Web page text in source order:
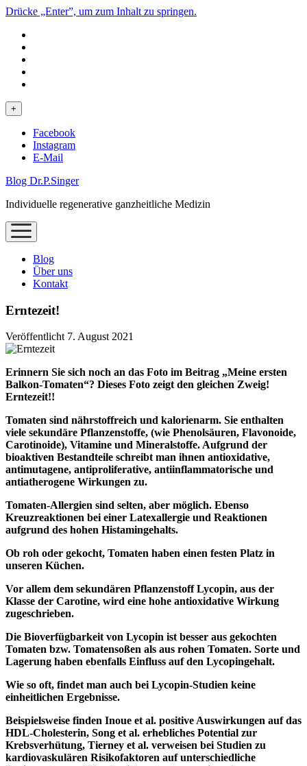
Drücke „Enter”, um zum Inhalt zu springen.
Menü
öffnen
+
Facebook
Instagram
E-Mail
Blog Dr.P.Singer
Individuelle regenerative ganzheitliche Medizin
Menü
öffnen
Blog
Über uns
Kontakt
Erntezeit!
Veröffentlicht 7. August 2021
Erinnern Sie sich noch an das Foto im Beitrag „Meine ersten
Balkon-Tomaten“? Dieses Foto zeigt den gleichen Zweig!
Erntezeit!!
Tomaten sind nährstoffreich und kalorienarm. Sie enthalten
viele sekundäre Pflanzenstoffe, (wie Phenolsäuren, Flavonoide,
Carotinoide), Vitamine und Mineralstoffe. Aufgrund der
bioaktiven Bestandteile schreibt man ihnen antioxidative,
antimutagene, antiproliferative, antiinflammatorische und
antiatherogene Wirkungen zu.
Tomaten-Allergien sind selten, aber möglich. Ebenso
Kreuzreaktionen bei einer Latexallergie und Reaktionen
aufgrund des hohen Histamingehalts.
Ob roh oder gekocht, Tomaten haben einen festen Platz in
unseren Küchen.
Vor allem dem sekundären Pflanzenstoff Lycopin, aus der
Klasse der Carotine, wird eine hohe antioxidative Wirkung
zugeschrieben.
Die Bioverfügbarkeit von Lycopin ist besser aus gekochten
Tomaten bzw. Tomatensoßen als aus rohen Tomaten. Sorte und
Lagerung haben ebenfalls Einfluss auf den Lycopingehalt.
Wie so oft, findet man auch bei Lycopin-Studien keine
einheitlichen Ergebnisse.
Beispielsweise finden Inoue et al. positive Auswirkungen auf das
HDL-Cholesterin, Song et al. erhebliches Potential zur
Krebsverhütung, Tierney et al. verweisen bei Studien zu
kardiovaskulären Risikofaktoren auf unterschiedliche